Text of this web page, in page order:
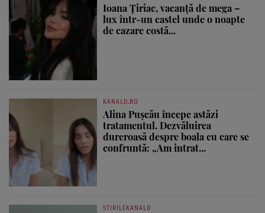
Ioana Țiriac, vacanță de mega –
lux într-un castel unde o noapte
de cazare costă...
KANALD.RO
Alina Pușcău începe astăzi
tratamentul. Dezvăluirea
dureroasă despre boala cu care se
confruntă: „Am intrat...
STIRILEKANALD